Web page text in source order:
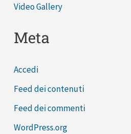
Video Gallery
Meta
Accedi
Feed dei contenuti
Feed dei commenti
WordPress.org